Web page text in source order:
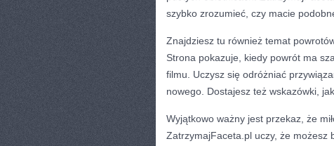
szybko zrozumieć, czy macie
Znajdziesz tu również temat
Strona pokazuje, kiedy powrót ma
filmu. Uczysz się odróżniać
nowego. Dostajesz też wskazówki,
Wyjątkowo ważny jest przekaz, że
ZatrzymajFaceta.pl uczy, że możesz